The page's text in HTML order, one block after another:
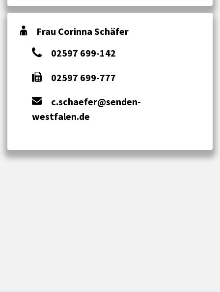
Frau Corinna Schäfer
02597 699-142
02597 699-777
c.schaefer@senden-
westfalen.de